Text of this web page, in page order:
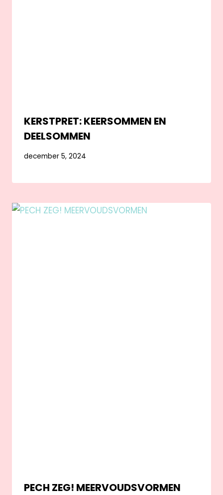
KERSTPRET: KEERSOMMEN EN
DEELSOMMEN
december 5, 2024
PECH ZEG! MEERVOUDSVORMEN